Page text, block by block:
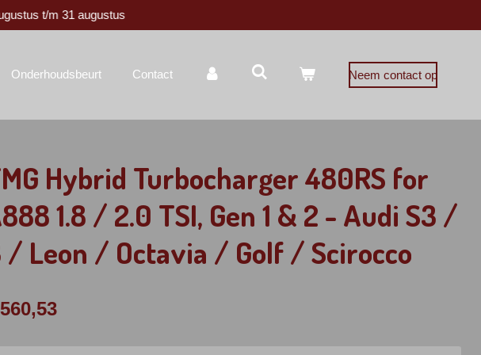
t/m 31 augustus
Onderhoudsbeurt Contact Neem contact op
Hybrid Turbocharger 480RS for
1.8 / 2.0 TSI, Gen 1 & 2 - Audi S3 /
/ Leon / Octavia / Golf / Scirocco